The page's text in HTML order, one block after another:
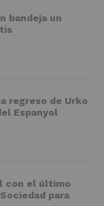
bandeja un
regreso de Urko
Espanyol
con el último
para